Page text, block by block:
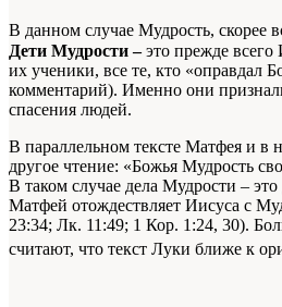
В данном случае Мудрость, скорее
Дети Мудрости –это прежде
их ученики, все те, кто «оправдал
комментарий). Именно они
спасения людей.
В параллельном тексте Матфея и в
другое чтение: «Божья Мудрость
В таком случае дела Мудрости –
Матфей отождествляет Иисуса с
23:34; Лк. 11:49; 1 Кор. 1:24, 30).
считают, что текст Луки ближе к